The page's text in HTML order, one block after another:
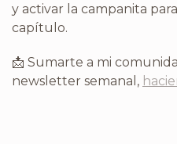
y activar la campanita
capítulo.
📩 Sumarte a mi
newsletter semanal,